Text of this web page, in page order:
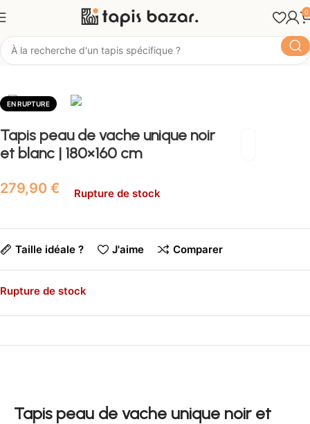
0
Matière Tapis peau de vache
EN RUPTURE
Tapis peau de vache unique noir
et blanc | 180×160 cm
€ Rupture de stock
Taille idéale ? J'aime Comparer
Rupture de stock
Tapis peau de vache unique noir et